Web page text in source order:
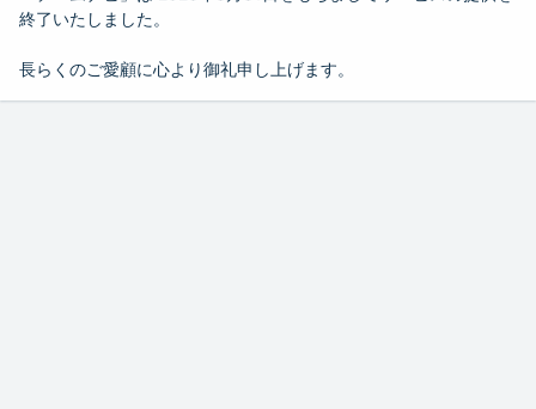
終了いたしました。
長らくのご愛顧に心より御礼申し上げます。